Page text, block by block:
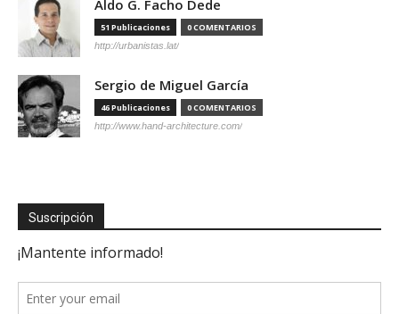
Aldo G. Facho Dede
51 Publicaciones 0 COMENTARIOS
http://urbanistas.lat/
Sergio de Miguel García
46 Publicaciones 0 COMENTARIOS
http://www.hand-architecture.com/
Suscripción